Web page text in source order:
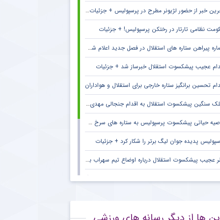
خبر از حضور لژیونر مطرح در پرسپولیس + جزئیات لو رفته
نظامی تارتار در رختکن پرسپولیس! + جزئیات
پیراهن ستاره های استقلال در فصل جدید اعلام شد + جزئیات
عجیب پیشکسوت استقلال خبرساز شد + جزئیات
تحسین برانگیز ستاره خارجی برای استقلال و هواداران
سنگین پیشکسوت استقلال به اقدام جنجالی مهدی تاج در فدراسیون فوتبال
حیاتی پیشکسوت پرسپولیس به ستاره های سرخ + جزئیات
پدیده جوان لیگ برتر را شکار کرد + جزئیات
عجیب پیشکسوت استقلال درباره اوضاع تیم سهراب بختیاری زاده + جزئیات
سابق ذوب‌آهن در آستانه پیوستن به فجرسپاسی شیراز